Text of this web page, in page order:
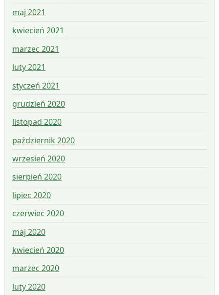
maj 2021
kwiecień 2021
marzec 2021
luty 2021
styczeń 2021
grudzień 2020
listopad 2020
październik 2020
wrzesień 2020
sierpień 2020
lipiec 2020
czerwiec 2020
maj 2020
kwiecień 2020
marzec 2020
luty 2020